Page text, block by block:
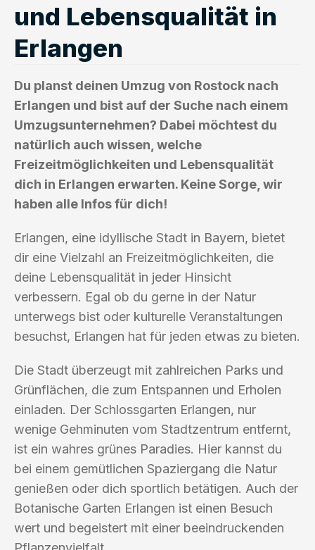
und Lebensqualität in
Erlangen
Du planst deinen Umzug von Rostock nach
Erlangen und bist auf der Suche nach einem
Umzugsunternehmen? Dabei möchtest du
natürlich auch wissen, welche
Freizeitmöglichkeiten und Lebensqualität
dich in Erlangen erwarten. Keine Sorge, wir
haben alle Infos für dich!
Erlangen, eine idyllische Stadt in Bayern, bietet
dir eine Vielzahl an Freizeitmöglichkeiten, die
deine Lebensqualität in jeder Hinsicht
verbessern. Egal ob du gerne in der Natur
unterwegs bist oder kulturelle Veranstaltungen
besuchst, Erlangen hat für jeden etwas zu bieten.
Die Stadt überzeugt mit zahlreichen Parks und
Grünflächen, die zum Entspannen und Erholen
einladen. Der Schlossgarten Erlangen, nur
wenige Gehminuten vom Stadtzentrum entfernt,
ist ein wahres grünes Paradies. Hier kannst du
bei einem gemütlichen Spaziergang die Natur
genießen oder dich sportlich betätigen. Auch der
Botanische Garten Erlangen ist einen Besuch
wert und begeistert mit einer beeindruckenden